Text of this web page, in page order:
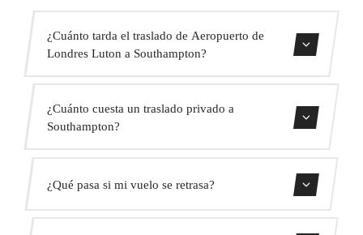
¿Cuánto tarda el traslado de Aeropuerto de
Londres Luton a Southampton?
¿Cuánto cuesta un traslado privado a
Southampton?
Usa nuestro formulario de reserva para obtener un precio
fijo al instante. Sin cargos ocultos.
¿Qué pasa si mi vuelo se retrasa?